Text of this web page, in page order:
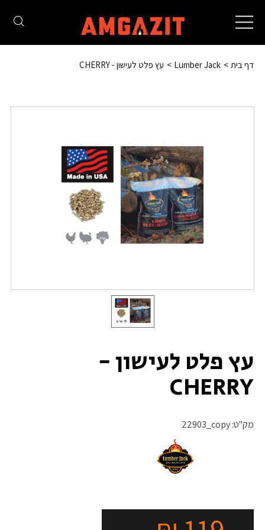
Toggle
navigation
דף בית Lumber Jack עץ פלט לעישון - CHERRY
עץ פלט לעישון -
CHERRY
מק"ט:22903_copy